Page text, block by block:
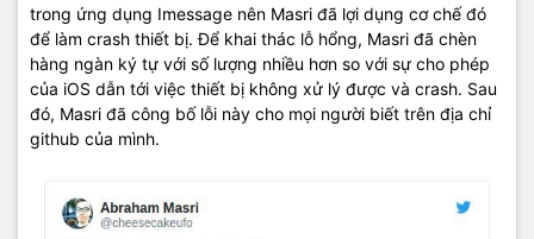
trong ứng dụng Imessage nên Masri đã lợi dụng cơ chế đó
để làm crash thiết bị. Để khai thác lỗ hổng, Masri đã chèn
hàng ngàn ký tự với số lượng nhiều hơn so với sự cho phép
của iOS dẫn tới việc thiết bị không xử lý được và crash. Sau
đó, Masri đã công bố lỗi này cho mọi người biết trên địa chỉ
github của mình.